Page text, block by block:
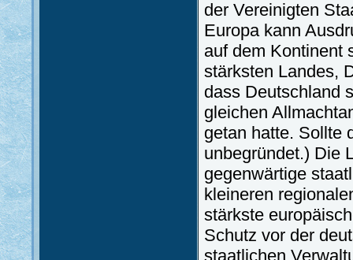
der Vereinigten
Europa kann
auf dem Kontinent
stärksten Landes,
dass Deutschland
gleichen
getan hatte. Sollte
unbegründet.) Die
gegenwärtige
kleineren
stärkste
Schutz vor der
staatlichen